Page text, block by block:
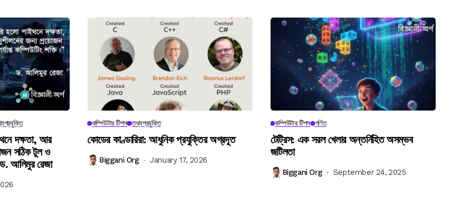
দক্ষতা, আর
সঠিক টুল ও
আলিমুর রেজা
কম্পিউটার টিপস তথ্যপ্রযুক্তি
কোডের কাণ্ডারিরা: আধুনিক প্রযুক্তির অগ্রদূত
Biggani Org January 17, 2026
কম্পিউটার টিপস গণিত
টেট্রিস: এক সরল খেলার অন্তর্নিহিত অসম্ভব
জটিলতা
Biggani Org September 24, 2025